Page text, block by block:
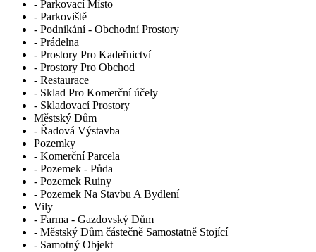
- Parkovací Místo
- Parkoviště
- Podnikání - Obchodní Prostory
- Prádelna
- Prostory Pro Kadeřnictví
- Prostory Pro Obchod
- Restaurace
- Sklad Pro Komerční účely
- Skladovací Prostory
Městský Dům
- Řadová Výstavba
Pozemky
- Komerční Parcela
- Pozemek - Půda
- Pozemek Ruiny
- Pozemek Na Stavbu A Bydlení
Vily
- Farma - Gazdovský Dům
- Městský Dům částečně Samostatně Stojící
- Samotný Objekt